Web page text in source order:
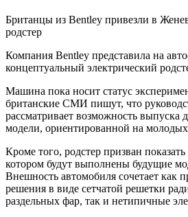
Британцы из Bentley привезли в
родстер
Компания Bentley представила на
концептуальный электрический
Машина пока носит статус
британские СМИ пишут, что
рассматривает возможность выпуска
модели, ориентированной на
Кроме того, родстер призван
котором будут выполнены будущие
Внешность автомобиля сочетает как
решения в виде сетчатой решетки
раздельных фар, так и нетипичные